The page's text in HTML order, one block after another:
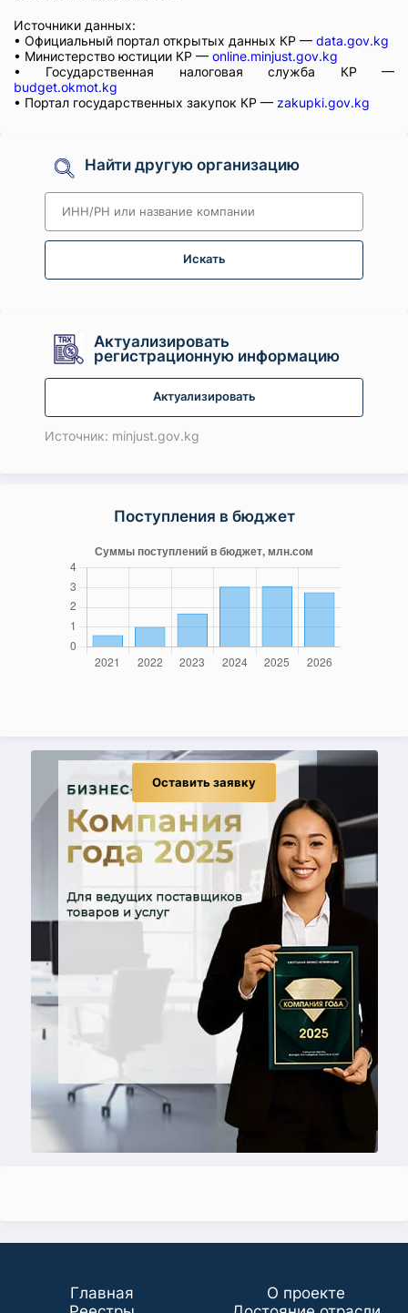
Источники данных:
• Официальный портал открытых данных КР — data.gov.kg
• Министерство юстиции КР — online.minjust.gov.kg
• Государственная налоговая служба КР —
budget.okmot.kg
• Портал государственных закупок КР — zakupki.gov.kg
Найти другую организацию
Искать
Актуализировать
регистрационную информацию
Актуализировать
Источник: minjust.gov.kg
Поступления в бюджет
Оставить заявку
Главная
О проекте